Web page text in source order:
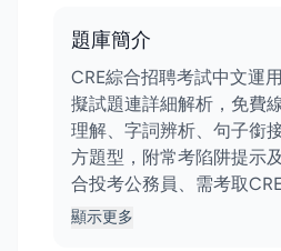
題庫簡介
CRE綜合招聘考試中文運
擬試題連詳細解析，免費
理解、字詞辨析、句子銜
方題型，附常考陷阱提示
合投考公務員、需考取
顯示更多